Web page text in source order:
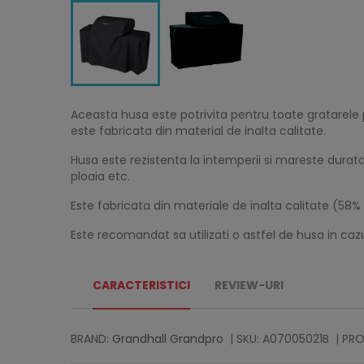
Aceasta husa este potrivita pentru toate gratarele
este fabricata din material de inalta calitate.
Husa este rezistenta la intemperii si mareste
ploaia etc.
Este fabricata din materiale de inalta calitate
Este recomandat sa utilizati o astfel de husa in
CARACTERISTICI REVIEW-URI
BRAND: Grandhall Grandpro | SKU: A07005021B |